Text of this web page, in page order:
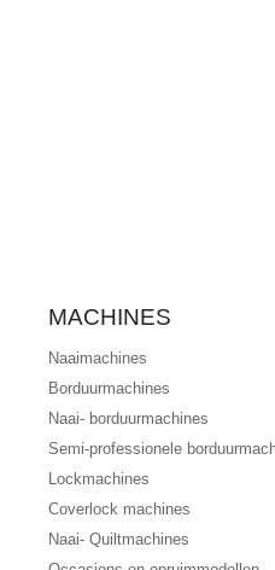
MACHINES
Naaimachines
Borduurmachines
Naai- borduurmachines
Semi-professionele
Lockmachines
Coverlock machines
Naai- Quiltmachines